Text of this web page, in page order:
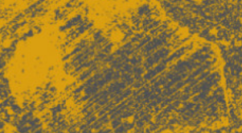
ज्वैलरी रीटचिंग सर्विसेज एआई प्रशिक्षण